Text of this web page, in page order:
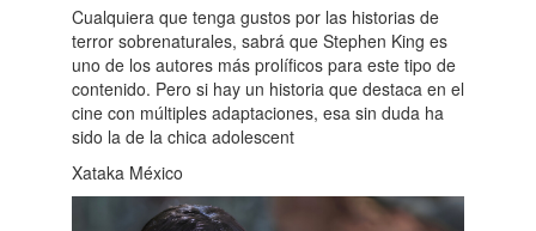
Cualquiera que tenga gustos por las historias de
terror sobrenaturales, sabrá que Stephen King es
uno de los autores más prolíficos para este tipo de
contenido. Pero si hay un historia que destaca en el
cine con múltiples adaptaciones, esa sin duda ha
sido la de la chica adolescent
Xataka México